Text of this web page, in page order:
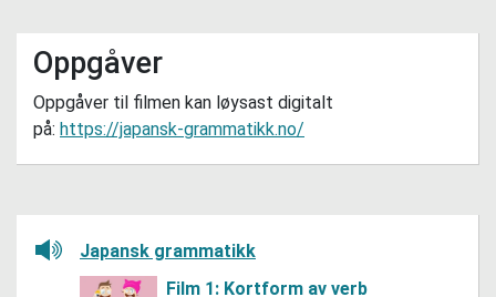
Oppgåver
Oppgåver til filmen kan løysast digitalt
på: https://japansk-grammatikk.no/
Japansk grammatikk
Film 1: Kortform av verb
Lytt her